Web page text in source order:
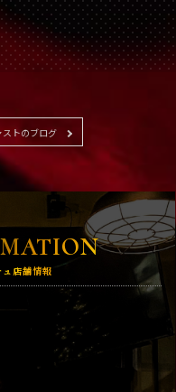
トのブログ
店舗情報